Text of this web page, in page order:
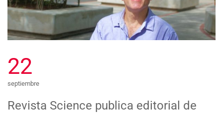
22
septiembre
Revista Science publica editorial de